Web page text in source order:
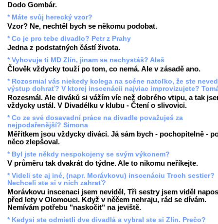
Dodo Gombár.
* Máte svůj herecký vzor?
Vzor? Ne, nechtěl bych se někomu podobat.
* Co je pro tebe divadlo? Petr z Prahy
Jedna z podstatných částí života.
* Vyhovuje ti MD Zlín, jinam se nechystáš? Aleš
Člověk vždycky touží po tom, co nemá. Ale v zásadě ano.
* Rozosmial vás niekedy kolega na scéne natoľko, že ste
výstup dohrať? V ktorej inscenácii najviac improvizujete?
Rozesmál. Ale diváků si vážím víc než dobrého vtipu, a tak
vždycky ustál. V Divadélku v klubu - Čtení o slivovici.
* Co ze své dosavadní práce na divadle považuješ za
nejpodařenější? Simona
Měřítkem jsou vždycky diváci. Já sám bych - pochopitelně -
něco zlepšoval.
* Byl jste někdy nespokojeny se svým výkonem?
V průměru tak dvakrát do týdne. Ale to nikomu neříkejte.
* Videli ste aj iné, (napr. Morávkovu) inscenáciu Troch sestier?
Nechceli ste si v nich zahrať?
Morávkovu inscenaci jsem neviděl, Tři sestry jsem viděl
před lety v Olomouci. Když v něčem nehraju, rád se dívám.
Nemívám potřebu "naskočit" na jeviště.
* Kedysi ste odmietli dve divadlá a vybral ste si Zlín. Prečo?